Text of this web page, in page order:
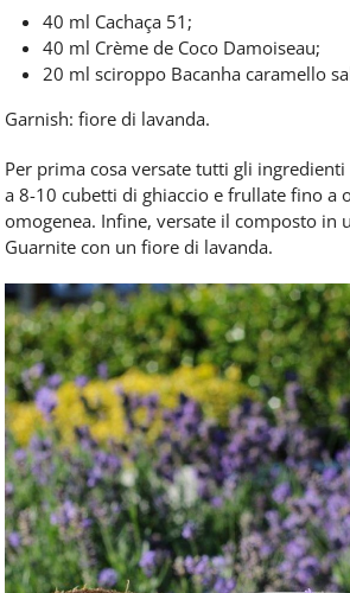
40 ml Cachaça 51;
40 ml Crème de Coco Damoiseau;
20 ml sciroppo Bacanha caramello
Garnish: fiore di lavanda.
Per prima cosa versate tutti gli
a 8-10 cubetti di ghiaccio e frullate fino a
omogenea. Infine, versate il composto in
Guarnite con un fiore di lavanda.